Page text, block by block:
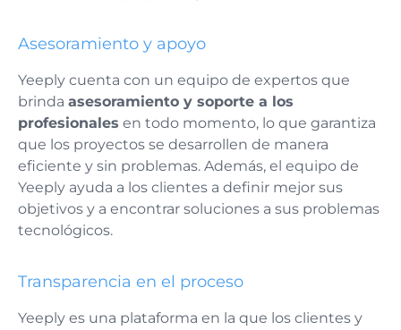
Asesoramiento y apoyo
Yeeply cuenta con un equipo de expertos que
brinda asesoramiento y soporte a los
profesionales en todo momento, lo que garantiza
que los proyectos se desarrollen de manera
eficiente y sin problemas. Además, el equipo de
Yeeply ayuda a los clientes a definir mejor sus
objetivos y a encontrar soluciones a sus problemas
tecnológicos.
Transparencia en el proceso
Yeeply es una plataforma en la que los clientes y